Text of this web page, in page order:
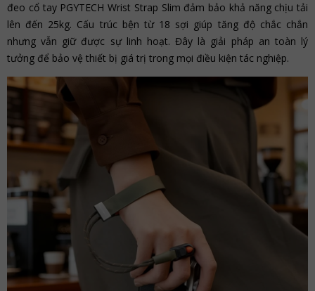
đeo cổ tay PGYTECH Wrist Strap Slim đảm bảo khả năng chịu tải
lên đến 25kg. Cấu trúc bện từ 18 sợi giúp tăng độ chắc chắn
nhưng vẫn giữ được sự linh hoạt. Đây là giải pháp an toàn lý
tưởng để bảo vệ thiết bị giá trị trong mọi điều kiện tác nghiệp.